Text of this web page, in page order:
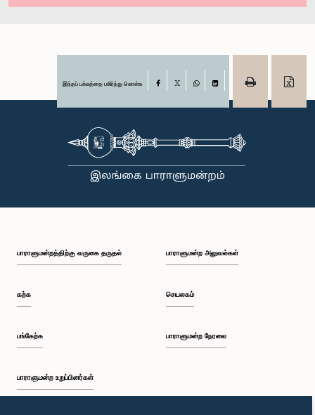
இந்தப் பக்கத்தை பகிர்ந்து கொள்க Facebook
பாராளுமன்றத்திற்கு வருகை தருதல்
கற்க
பங்கேற்க
பாராளுமன்ற உறுப்பினர்கள்
பாராளுமன்ற அலுவல்கள்
செயலகம்
பாராளுமன்ற நேரலை